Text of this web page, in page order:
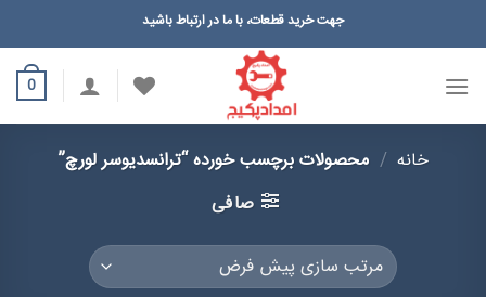
جهت خرید قطعات، با ما در ارتباط باشید
0
خانه / محصولات برچسب خورده “ترانسدیوسر لورچ”
صافی